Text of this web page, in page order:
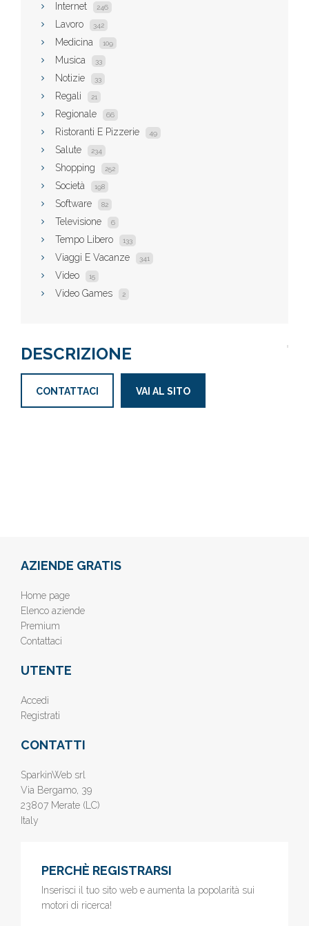
Internet 246
Lavoro 342
Medicina 109
Musica 33
Notizie 33
Regali 21
Regionale 66
Ristoranti E Pizzerie 49
Salute 234
Shopping 252
Società 198
Software 82
Televisione 6
Tempo Libero 133
Viaggi E Vacanze 341
Video 15
Video Games 2
DESCRIZIONE
CONTATTACI VAI AL SITO
AZIENDE GRATIS
Home page
Elenco aziende
Premium
Contattaci
UTENTE
Accedi
Registrati
CONTATTI
SparkinWeb srl
Via Bergamo, 39
23807 Merate (LC)
Italy
PERCHÈ REGISTRARSI
Inserisci il tuo sito web e aumenta la popolarità sui
motori di ricerca!